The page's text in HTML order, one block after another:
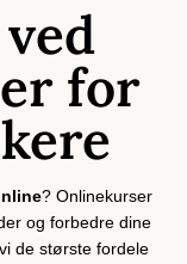
for
? Onlinekurser
og forbedre dine
de største fordele